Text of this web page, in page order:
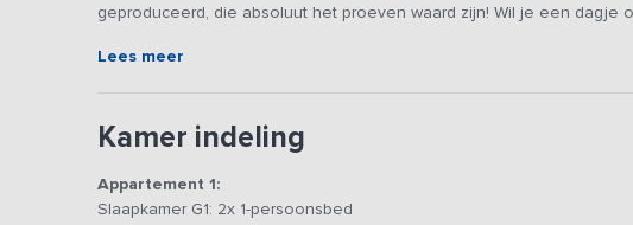
geproduceerd, die absoluut het proeven waard zijn! Wil je een dagje
en een badkamer. Ideaal voor families met kinderen die toch hun
slaapbanken.
Lees meer
Kamer indeling
Appartement 1:
Slaapkamer G1: 2x 1-persoonsbed